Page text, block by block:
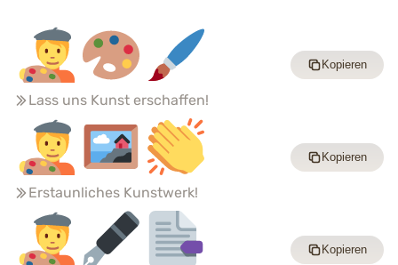
Lass uns Kunst erschaffen!
Kopieren
Erstaunliches Kunstwerk!
Kopieren
Kopieren